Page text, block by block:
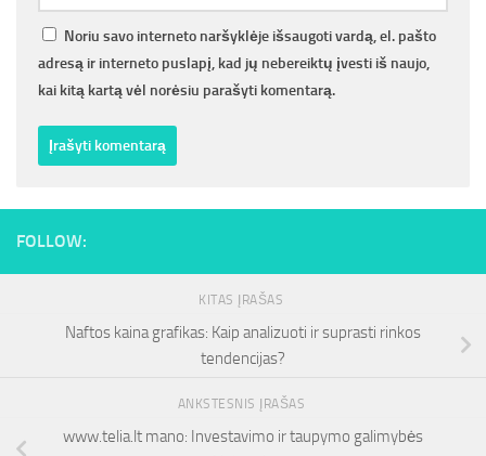
Noriu savo interneto naršyklėje išsaugoti vardą, el. pašto
adresą ir interneto puslapį, kad jų nebereiktų įvesti iš naujo,
kai kitą kartą vėl norėsiu parašyti komentarą.
FOLLOW:
KITAS ĮRAŠAS
Naftos kaina grafikas: Kaip analizuoti ir suprasti rinkos
tendencijas?
ANKSTESNIS ĮRAŠAS
www.telia.lt mano: Investavimo ir taupymo galimybės